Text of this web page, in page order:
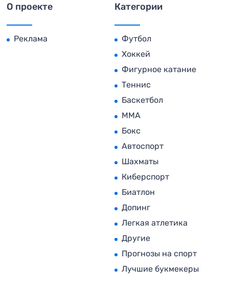
О проекте
Реклама
Категории
Футбол
Хоккей
Фигурное катание
Теннис
Баскетбол
MMA
Бокс
Автоспорт
Шахматы
Киберспорт
Биатлон
Допинг
Легкая атлетика
Другие
Прогнозы на спорт
Лучшие букмекеры